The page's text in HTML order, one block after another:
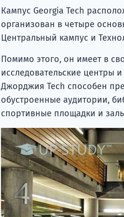
Кампус Georgia Tech
организован в четыре
Центральный кампус и
Помимо этого, он имеет в
исследовательские центры
Джорджия Tech способен
обустроенные аудитории,
спортивные площадки и